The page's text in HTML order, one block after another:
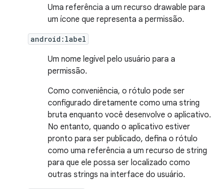
Uma referência a um recurso drawable para
um ícone que representa a permissão.
android:label
Um nome legível pelo usuário para a
permissão.
Como conveniência, o rótulo pode ser
configurado diretamente como uma string
bruta enquanto você desenvolve o aplicativo.
No entanto, quando o aplicativo estiver
pronto para ser publicado, defina o rótulo
como uma referência a um recurso de string
para que ele possa ser localizado como
outras strings na interface do usuário.